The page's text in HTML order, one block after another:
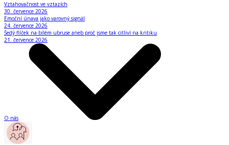
Vztahovačnost ve vztazích
30. července 2026
Emoční únava jako varovný signál
24. července 2026
Šedý flíček na bílém ubruse aneb proč jsme tak citliví na kritiku
21. července 2026
O nás